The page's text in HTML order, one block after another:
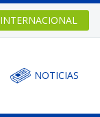
INTERNACIONAL
NOTICIAS